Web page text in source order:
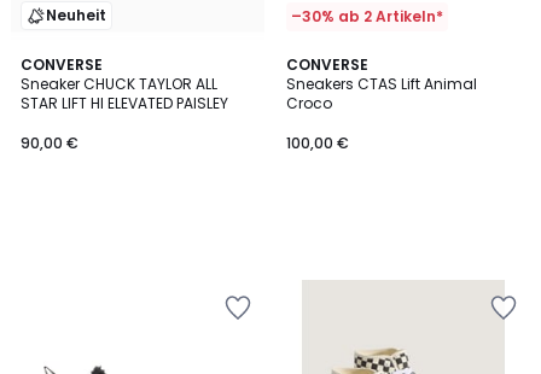
Neuheit
CONVERSE
Sneaker CHUCK TAYLOR ALL
STAR LIFT HI ELEVATED PAISLEY
90,00 €
–30% ab 2 Artikeln*
CONVERSE
Sneakers CTAS Lift Animal
Croco
100,00 €